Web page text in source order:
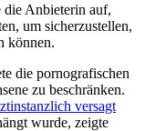
Anbieterin auf,
um sicherzustellen,
können.
die pornografischen
zu beschränken.
versagt
wurde, zeigte